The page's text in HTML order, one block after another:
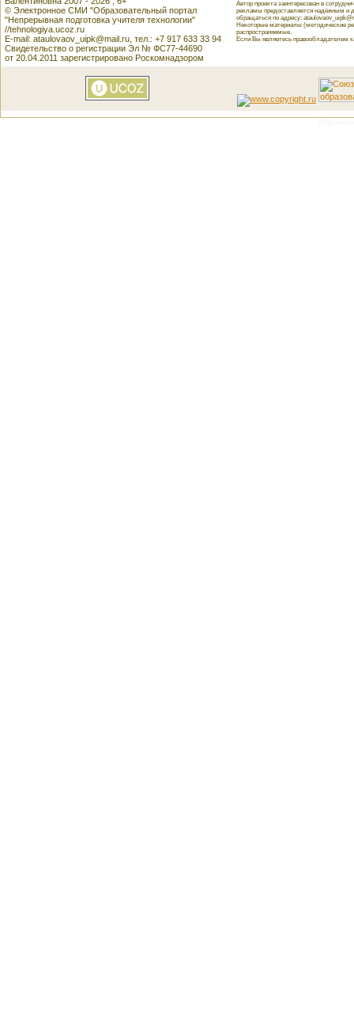
© Электронное СМИ "Образовательный портал
"Непрерывная подготовка учителя технологии"
//tehnologiya.ucoz.ru
E-mail: ataulovaov_uipk@mail.ru, тел.: +7 917 633 33 94
Свидетельство о регистрации Эл № ФС77-44690
от 20.04.2011 зарегистрировано Роскомнадзором
Автор проекта заинтересован в
рекламы предоставляется надёжным и
обращаться по адресу:
Некоторые материалы (методические
распространяемые.
Если Вы являетесь правообладателем